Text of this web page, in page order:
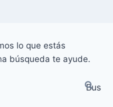
lo que estás
búsqueda te ayude.